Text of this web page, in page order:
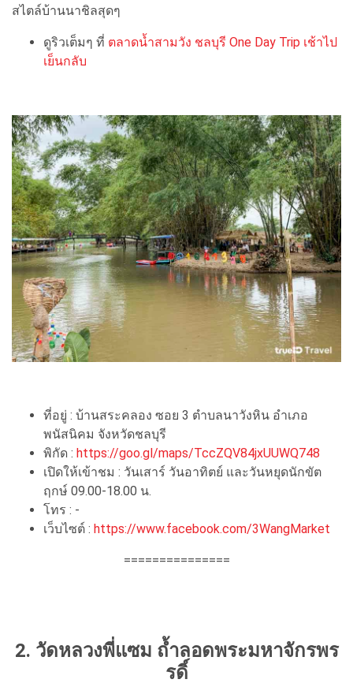
สไตล์บ้านนาชิลสุดๆ
ดูริวเต็มๆ ที่ ตลาดน้ำสามวัง ชลบุรี One Day Trip เช้าไป
เย็นกลับ
ที่อยู่ : บ้านสระคลอง ซอย 3 ตำบลนาวังหิน อำเภอ
พนัสนิคม จังหวัดชลบุรี
พิกัด : https://goo.gl/maps/TccZQV84jxUUWQ748
เปิดให้เข้าชม : วันเสาร์ วันอาทิตย์ และวันหยุดนักขัต
ฤกษ์ 09.00-18.00 น.
โทร : -
เว็บไซต์ : https://www.facebook.com/3WangMarket
===============
2. วัดหลวงพี่แซม ถ้ำลอดพระมหาจักรพร
รดิ์